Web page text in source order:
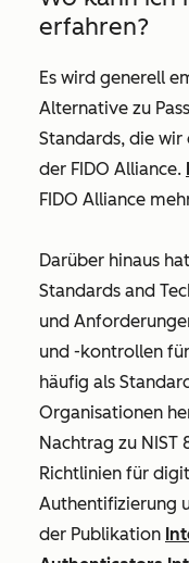
erfahren?
Es wird generell
Alternative zu
Standards, die
der FIDO Alliance.
FIDO Alliance
Darüber hinaus
Standards and
und
und -kontrollen
häufig als
Organisationen
Nachtrag zu
Richtlinien für
Authentifizierung
der Publikation